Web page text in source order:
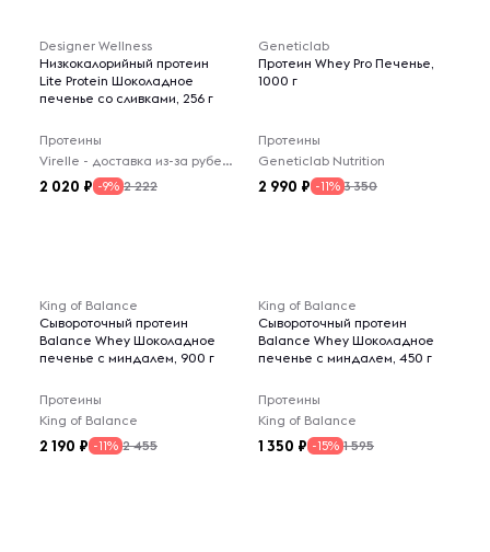
Designer Wellness
Низкокалорийный протеин
Lite Protein Шоколадное
печенье со сливками, 256 г
Протеины
Virelle - доставка из-за рубежа
2 020 -9% 2 222
Geneticlab
Протеин Whey Pro Печенье,
1000 г
Протеины
Geneticlab Nutrition
2 990 -11% 3 350
King of Balance
Сывороточный протеин
Balance Whey Шоколадное
печенье с миндалем, 900 г
Протеины
King of Balance
2 190 -11% 2 455
King of Balance
Сывороточный протеин
Balance Whey Шоколадное
печенье с миндалем, 450 г
Протеины
King of Balance
1 350 -15% 1 595